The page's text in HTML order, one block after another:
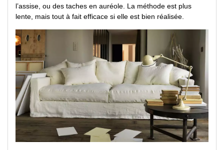
l’assise, ou des taches en auréole. La méthode est plus
lente, mais tout à fait efficace si elle est bien réalisée.